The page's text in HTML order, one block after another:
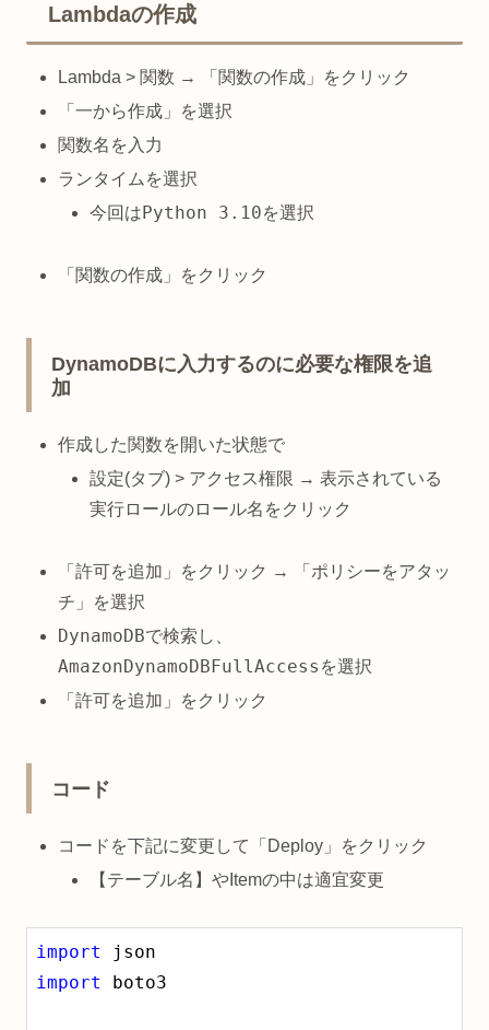
Lambdaの作成
Lambda > 関数 → 「関数の作成」をクリック
「一から作成」を選択
関数名を入力
ランタイムを選択
今回は Python 3.10を選択
「関数の作成」をクリック
DynamoDBに入力するのに必要な権限を追
加
作成した関数を開いた状態で
設定(タブ) > アクセス権限 → 表示されている
実行ロールのロール名をクリック
「許可を追加」をクリック → 「ポリシーをアタッ
チ」を選択
DynamoDBで検索し、
AmazonDynamoDBFullAccess を選択
「許可を追加」をクリック
コード
コードを下記に変更して「Deploy」をクリック
【テーブル名】やItemの中は適宜変更
import
import
boto3